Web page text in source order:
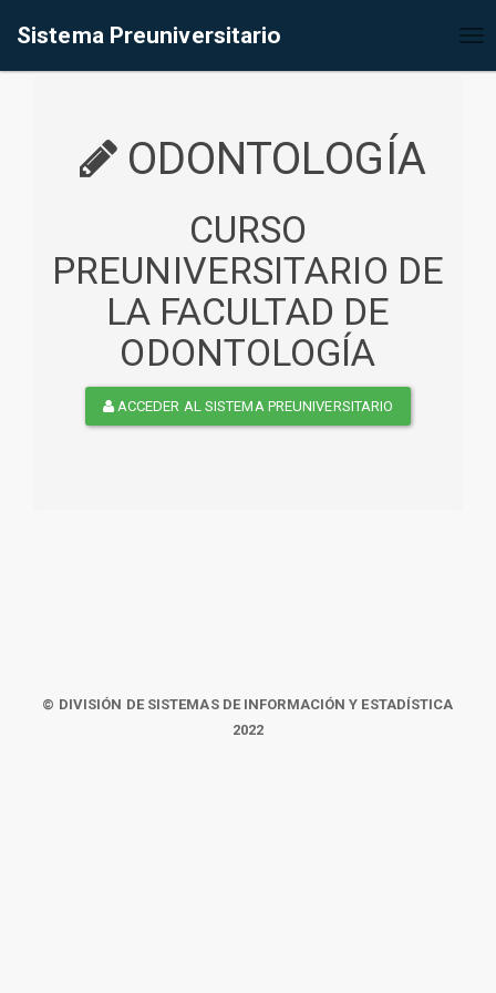
Sistema Preuniversitario
ODONTOLOGÍA
CURSO
PREUNIVERSITARIO DE
LA FACULTAD DE
ODONTOLOGÍA
ACCEDER AL SISTEMA PREUNIVERSITARIO
© DIVISIÓN DE SISTEMAS DE INFORMACIÓN Y ESTADÍSTICA
2022